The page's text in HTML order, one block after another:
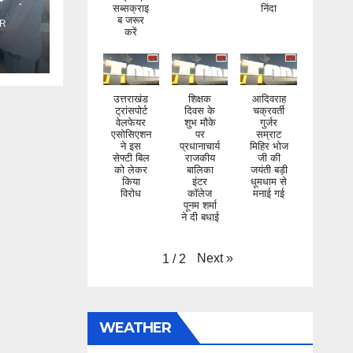
ने
करें
उत्तराखंड
ट्रांसपोर्ट
वेलफेयर
एसोसिएशन
ने इस
सेफ्टी बिल
को लेकर
किया
विरोध
शिक्षक
दिवस के
शुभ मौके
पर
प्रधानाचार्य
राजकीय
बालिका
इंटर
कॉलेज
पूनम शर्मा
ने दी बधाई
आदिवराह
चक्रवर्ती
गुर्जर
सम्राट
मिहिर भोज
जी की
जयंती बड़ी
धूमधाम से
मनाई गई